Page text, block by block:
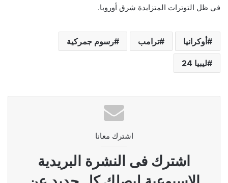
في ظل التوترات المتزايدة شرق أوروبا.
أوكرانيا ترامب رسوم جمركية
ليبيا 24
اشترك معانا
اشترك فى النشرة البريدية